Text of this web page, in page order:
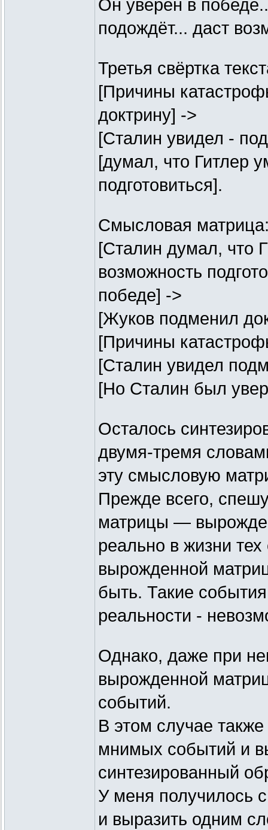
Он уверен в
подождёт... даст
Третья свёртка
[Причины
доктрину] ->
[Сталин увидел -
[думал, что Гитлер
подготовиться].
Смысловая
[Сталин думал, что
возможность
победе] ->
[Жуков подменил
[Причины
[Сталин увидел
[Но Сталин был
Осталось
двумя-тремя
эту смысловую
Прежде всего,
матрицы —
реально в жизни
вырожденной
быть. Такие
реальности -
Однако, даже при
вырожденной
событий.
В этом случае также
мнимых событий и
синтезированный
У меня получилось
и выразить одним